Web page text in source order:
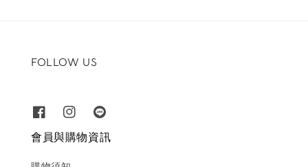
FOLLOW US
會員與購物資訊